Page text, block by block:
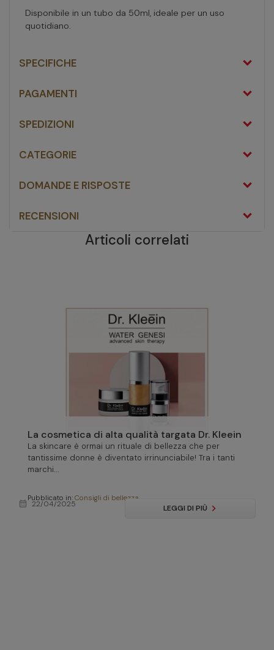
Disponibile in un tubo da 50ml, ideale per un uso
quotidiano.
SPECIFICHE
PAGAMENTI
SPEDIZIONI
CATEGORIE
DOMANDE E RISPOSTE
RECENSIONI
Articoli correlati
La cosmetica di alta qualità targata Dr. Kleein
La skincare è ormai un rituale di bellezza che per
tantissime donne è diventato irrinunciabile! Tra i tanti
marchi...
Pubblicato in:Consigli di bellezza
calendar_month 22/04/2025 LEGGI DI PIÙ